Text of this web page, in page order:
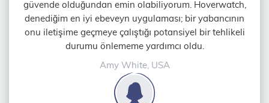
güvende olduğundan emin olabiliyorum. Hoverwatch,
denediğim en iyi ebeveyn uygulaması; bir yabancının
onu iletişime geçmeye çalıştığı potansiyel bir tehlikeli
durumu önlememe yardımcı oldu.
Amy White, USA